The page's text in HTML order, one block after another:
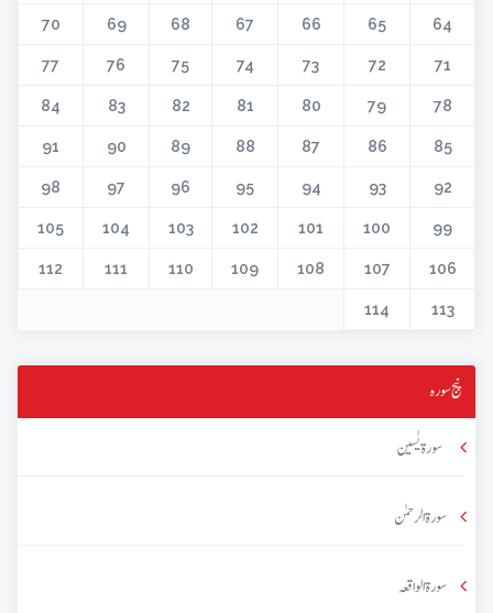
64
65
66
67
68
69
70
71
72
73
74
75
76
77
78
79
80
81
82
83
84
85
86
87
88
89
90
91
92
93
94
95
96
97
98
99
100
101
102
103
104
105
106
107
108
109
110
111
112
113
114
پنج سورہ
سورۃ یٰسین
سورۃ الرحمٰن
سورۃ الواقعہ